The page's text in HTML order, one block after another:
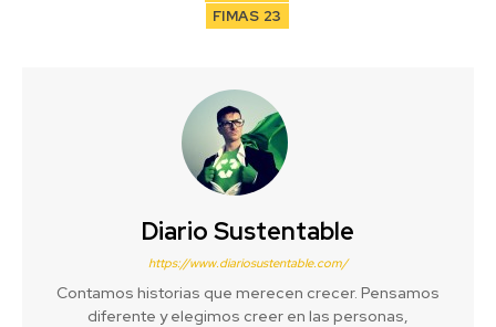
FIMAS 23
Diario Sustentable
https://www.diariosustentable.com/
Contamos historias que merecen crecer. Pensamos
diferente y elegimos creer en las personas,